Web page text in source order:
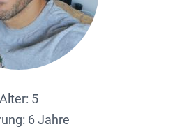
Alter: 5
6 Jahre